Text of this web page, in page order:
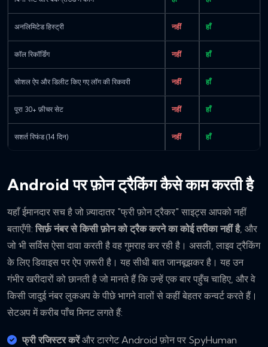
अनलिमिटेड हिस्ट्री नहीं हाँ
कॉल रिकॉर्डिंग नहीं हाँ
सोशल ऐप और डिलीट किए गए लॉग की रिकवरी नहीं हाँ
पूरा 30+ फ़ीचर सेट नहीं हाँ
सशर्त रिफंड (14 दिन) नहीं हाँ
Android पर फ़ोन ट्रैकिंग कैसे काम करती है
यहाँ ईमानदार सच है जो ज़्यादातर "फ्री फ़ोन ट्रैकर" साइट्स आपको नहीं
बताएँगी:सिर्फ़ नंबर से किसी फ़ोन को ट्रैक करने का कोई तरीका नहीं है, और
जो भी सर्विस ऐसा दावा करती है वह गुमराह कर रही है। असली, लाइव ट्रैकिंग
के लिए डिवाइस पर ऐप ज़रूरी है। यह सीधी बात जानबूझकर है। यह उन
गंभीर खरीदारों को छानती है जो मानते हैं कि उन्हें एक बार पहुँच चाहिए, और वे
किसी जादुई नंबर लुकअप के पीछे भागने वालों से कहीं बेहतर कन्वर्ट करते हैं।
सेटअप में करीब पाँच मिनट लगते हैं:
फ्री रजिस्टर करेंऔर टारगेट Android फ़ोन पर SpyHuman